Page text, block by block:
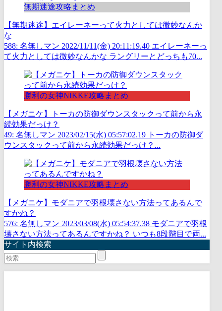
無期迷途攻略まとめ
【無期迷途】エイレーネーって火力としては微妙なんか
な
588: 名無しマン 2022/11/11(金) 20:11:19.40 エイレーネーっ
て火力としては微妙なんかな ラングリーとどっちも70...
勝利の女神NIKKE攻略まとめ
【メガニケ】トーカの防御ダウンスタックって前から永
続効果だっけ？
49: 名無しマン 2023/02/15(水) 05:57:02.19 トーカの防御ダ
ウンスタックって前から永続効果だっけ？...
勝利の女神NIKKE攻略まとめ
【メガニケ】モダニアで羽根壊さない方法ってあるんで
すかね？
576: 名無しマン 2023/03/08(水) 05:54:37.38 モダニアで羽根
壊さない方法ってあるんですかね？ いつも8段階目で両...
サイト内検索